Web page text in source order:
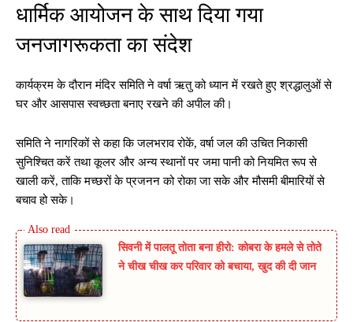
धार्मिक आयोजन के साथ दिया गया
जनजागरूकता का संदेश
कार्यक्रम के दौरान मंदिर समिति ने वर्षा ऋतु को ध्यान में रखते हुए श्रद्धालुओं से
घर और आसपास स्वच्छता बनाए रखने की अपील की।
समिति ने नागरिकों से कहा कि जलभराव रोकें, वर्षा जल की उचित निकासी
सुनिश्चित करें तथा कूलर और अन्य स्थानों पर जमा पानी को नियमित रूप से
खाली करें, ताकि मच्छरों के प्रजनन को रोका जा सके और मौसमी बीमारियों से
बचाव हो सके।
सिवनी में पालतू तोता बना हीरो: कोबरा के हमले से तोते
ने चीख चीख कर परिवार को बचाया, खुद की दी जान